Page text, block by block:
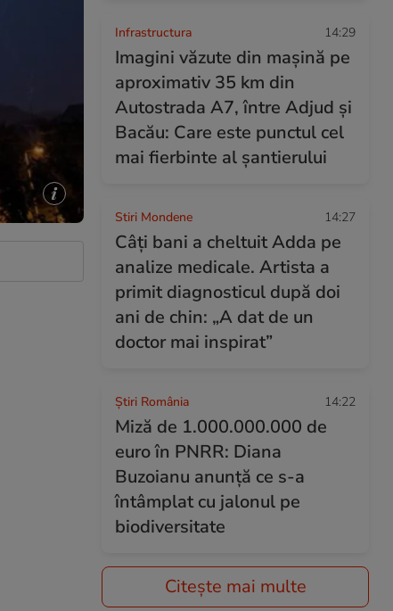
Infrastructura 14:29
Imagini văzute din mașină pe
aproximativ 35 km din
Autostrada A7, între Adjud și
Bacău: Care este punctul cel
mai fierbinte al șantierului
Stiri Mondene 14:27
Câți bani a cheltuit Adda pe
analize medicale. Artista a
primit diagnosticul după doi
ani de chin: „A dat de un
doctor mai inspirat”
Știri România 14:22
Miză de 1.000.000.000 de
euro în PNRR: Diana
Buzoianu anunță ce s-a
întâmplat cu jalonul pe
biodiversitate
Citește mai multe